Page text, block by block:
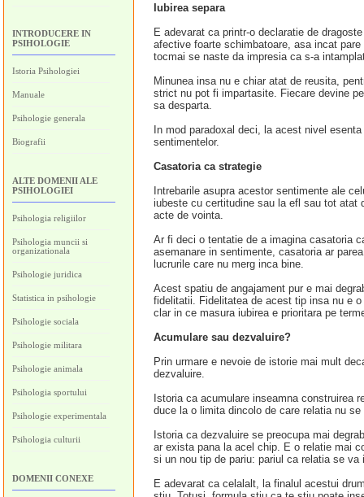
INTRODUCERE IN
PSIHOLOGIE
Istoria Psihologiei
Manuale
Psihologie generala
Biografii
ALTE DOMENII ALE
PSIHOLOGIEI
Psihologia religiilor
Psihologia muncii si
organizationala
Psihologie juridica
Statistica in psihologie
Psihologie sociala
Psihologie militara
Psihologie animala
Psihologia sportului
Psihologie experimentala
Psihologia culturii
DOMENII CONEXE
Iubirea separa
E adevarat ca printr-o declaratie de
afective foarte schimbatoare, asa incat
tocmai se naste da impresia ca s-a
Minunea insa nu e chiar atat de reusita,
strict nu pot fi impartasite. Fiecare devine
sa desparta.
In mod paradoxal deci, la acest nivel
sentimentelor.
Casatoria ca strategie
Intrebarile asupra acestor sentimente ale
iubeste cu certitudine sau la efl sau tot atat
acte de vointa.
Ar fi deci o tentatie de a imagina casatoria
asemanare in sentimente, casatoria ar
lucrurile care nu merg inca bine.
Acest spatiu de angajament pur e mai
fidelitatii. Fidelitatea de acest tip insa nu e
clar in ce masura iubirea e prioritara pe
Acumulare sau dezvaluire?
Prin urmare e nevoie de istorie mai mult
dezvaluire.
Istoria ca acumulare inseamna construirea
duce la o limita dincolo de care relatia nu
Istoria ca dezvaluire se preocupa mai
ar exista pana la acel chip. E o relatie mai
si un nou tip de pariu: pariul ca relatia se
E adevarat ca celalalt, la finalul acestui